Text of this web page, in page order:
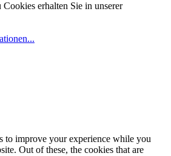
erhalten Sie in unserer
to improve your experience while you
Out of these, the cookies that are